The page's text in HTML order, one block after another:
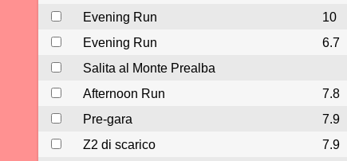
Evening Run
10
Evening Run
6.7
Salita al Monte Prealba
Afternoon Run
7.8
Pre-gara
7.9
Z2 di scarico
7.9